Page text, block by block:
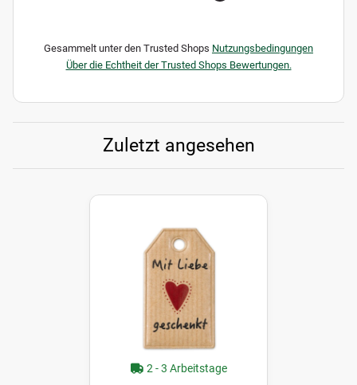
Gesammelt unter den Trusted Shops Nutzungsbedingungen
Über die Echtheit der Trusted Shops Bewertungen.
Zuletzt angesehen
2 - 3 Arbeitstage